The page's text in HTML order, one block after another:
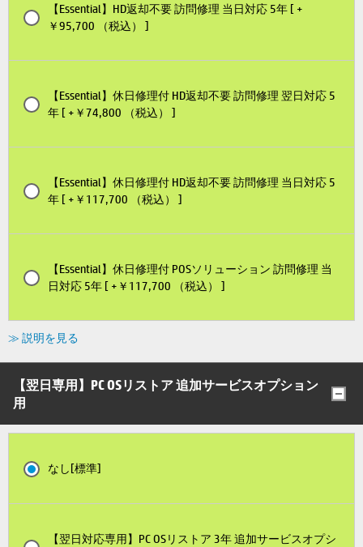
【Essential】HD返却不要 訪問修理 当日対応 5年 [ +
￥95,700 （税込） ]
【Essential】休日修理付 HD返却不要 訪問修理 翌日対応 5
年 [ +￥74,800 （税込） ]
【Essential】休日修理付 HD返却不要 訪問修理 当日対応 5
年 [ +￥117,700 （税込） ]
【Essential】休日修理付 POSソリューション 訪問修理 当
日対応 5年 [ +￥117,700 （税込） ]
≫ 説明を見る
【翌日専用】PC OSリストア 追加サービスオプション
用
なし[標準]
【翌日対応専用】PC OSリストア 3年 追加サービスオプシ